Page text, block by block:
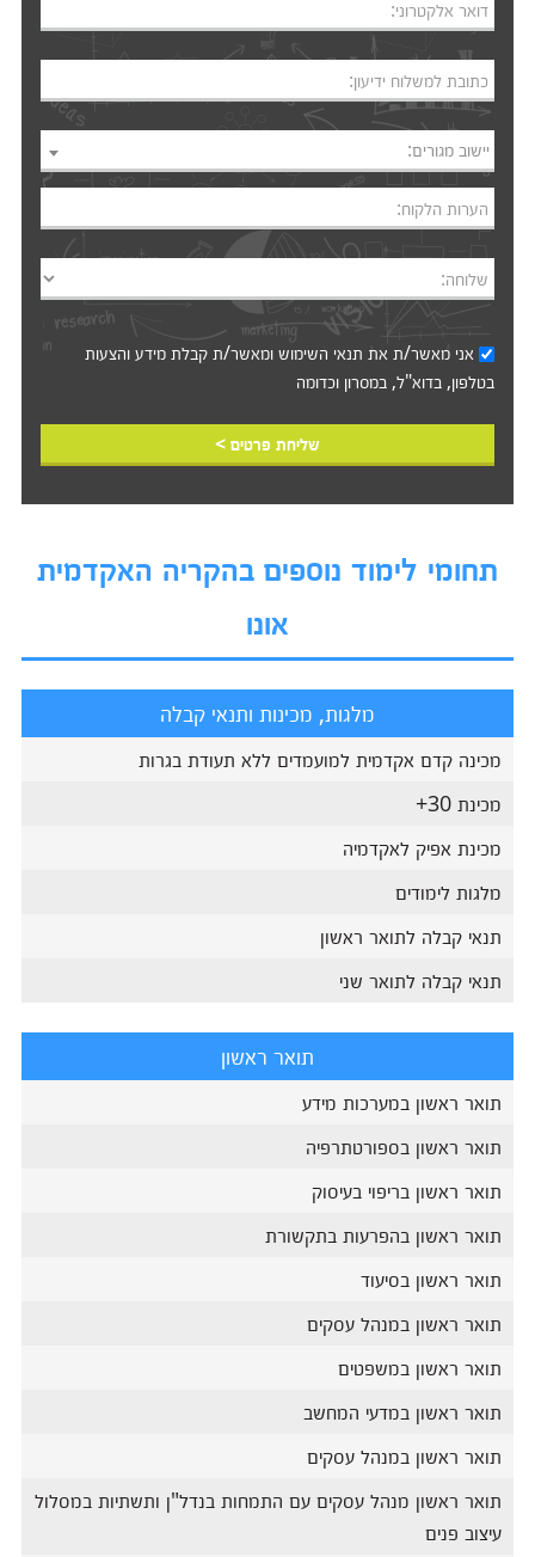
דואר אלקטרוני:
כתובת למשלוח ידיעון:
יישוב מגורים:
הערות הלקוח:
שלוחה:
אני מאשר/ת את תנאי השימושומאשר/ת קבלת מידע והצעות
בטלפון, בדוא"ל, במסרון וכדומה‎‎
שליחת פרטים >
תחומי לימוד נוספים בהקריה האקדמית
אונו
מלגות, מכינות ותנאי קבלה
מכינה קדם אקדמית למועמדים ללא תעודת בגרות
מכינת 30+
מכינת אפיק לאקדמיה
מלגות לימודים
תנאי קבלה לתואר ראשון
תנאי קבלה לתואר שני
תואר ראשון
תואר ראשון במערכות מידע
תואר ראשון בספורטתרפיה
תואר ראשון בריפוי בעיסוק
תואר ראשון בהפרעות בתקשורת
תואר ראשון בסיעוד
תואר ראשון במנהל עסקים
תואר ראשון במשפטים
תואר ראשון במדעי המחשב
תואר ראשון במנהל עסקים
תואר ראשון מנהל עסקים עם התמחות בנדל"ן ותשתיות במסלול
עיצוב פנים